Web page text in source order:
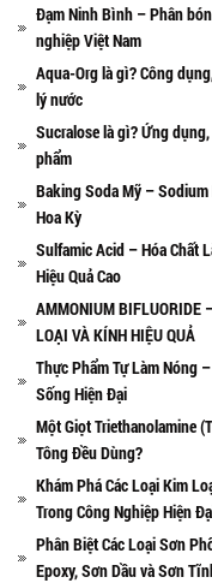
Đạm Ninh Bình – Phân
nghiệp Việt Nam
Aqua-Org là gì? Công
lý nước
Sucralose là gì? Ứng
phẩm
Baking Soda Mỹ –
Hoa Kỳ
Sulfamic Acid – Hóa Chất
Hiệu Quả Cao
AMMONIUM BIFLUORIDE
LOẠI VÀ KÍNH HIỆU QUẢ
Thực Phẩm Tự Làm Nóng
Sống Hiện Đại
Một Giọt Triethanolamine
Tông Đều Dùng?
Khám Phá Các Loại Kim
Trong Công Nghiệp Hiện
Phân Biệt Các Loại Sơn
Epoxy, Sơn Dầu và Sơn